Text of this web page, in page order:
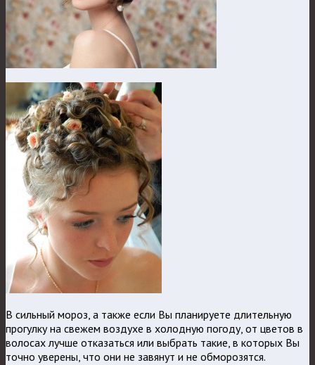
В сильный мороз, а также если Вы планируете длительную
прогулку на свежем воздухе в холодную погоду, от цветов в
волосах лучше отказаться или выбрать такие, в которых Вы
точно уверены, что они не завянут и не обморозятся.